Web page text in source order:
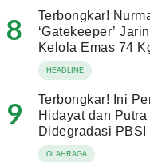
8
Terbongkar!
‘Gatekeeper’
Kelola Emas 74
Ratusan Miliar!
HEADLINE
9
Terbongkar! Ini
Hidayat dan
Didegradasi PBSI
OLAHRAGA